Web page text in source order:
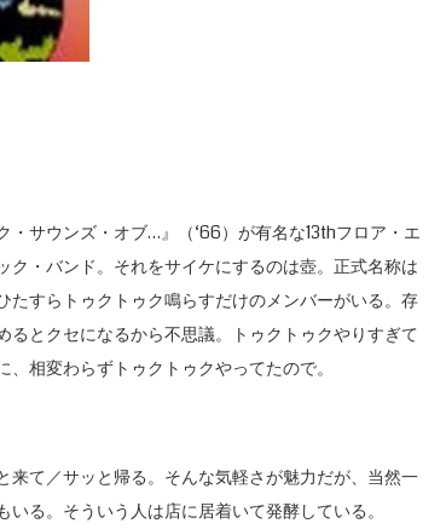
サウンズ・オブ…』（‘66）が有名な13thフロア・エ
・バンド。それをサイケにするのは壺。正式名称は
たすらトゥクトゥク鳴らすだけのメンバーがいる。存
とクセになるから不思議。トゥクトゥクやりすぎて
相変わらずトゥクトゥクやってたので。
て／サッと帰る。そんな気軽さが魅力だが、当然一
る。そういう人は店に居着いて発酵している。